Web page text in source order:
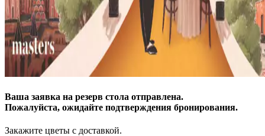
Ваша заявка на резерв стола отправлена.
Пожалуйста, ожидайте подтверждения бронирования.
Закажите цветы с доставкой.